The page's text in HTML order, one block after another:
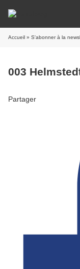
Accueil » S'abonner à la
003
Partager